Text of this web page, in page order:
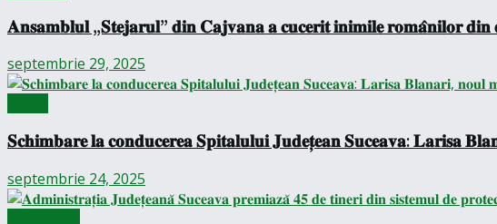
𝐀𝐧𝐬𝐚𝐦𝐛𝐥𝐮𝐥 „𝐒𝐭𝐞𝐣𝐚𝐫𝐮𝐥” 𝐝𝐢𝐧 𝐂𝐚𝐣𝐯𝐚𝐧𝐚 𝐚 𝐜𝐮𝐜𝐞𝐫𝐢𝐭 𝐢𝐧𝐢𝐦𝐢𝐥𝐞 𝐫𝐨𝐦𝐚̂𝐧𝐢𝐥𝐨𝐫
septembrie 29, 2025
𝐒𝐜𝐡𝐢𝐦𝐛𝐚𝐫𝐞 𝐥𝐚 𝐜𝐨𝐧𝐝𝐮𝐜𝐞𝐫𝐞𝐚 𝐒𝐩𝐢𝐭𝐚𝐥𝐮𝐥𝐮𝐢 𝐉𝐮𝐝𝐞𝐭̦𝐞𝐚𝐧 𝐒𝐮𝐜𝐞𝐚𝐯𝐚: 𝐋𝐚𝐫𝐢𝐬𝐚
septembrie 24, 2025